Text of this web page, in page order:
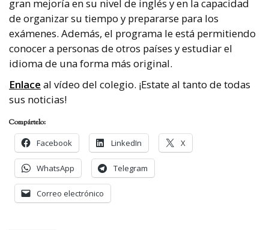
gran mejoría en su nivel de inglés y en la capacidad
de organizar su tiempo y prepararse para los
exámenes. Además, el programa le está permitiendo
conocer a personas de otros países y estudiar el
idioma de una forma más original.
Enlace al vídeo del colegio. ¡Estate al tanto de todas
sus noticias!
Compártelo:
Facebook
LinkedIn X
WhatsApp Telegram
Correo electrónico